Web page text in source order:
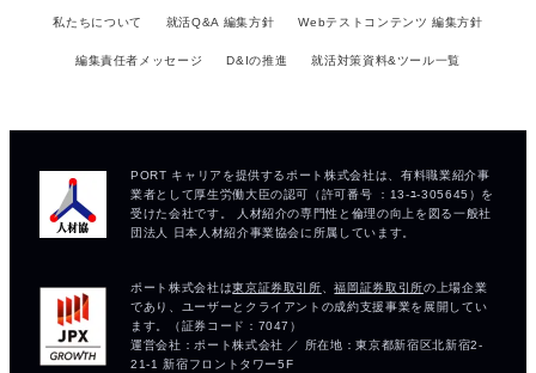
私たちについて 就活Q&A 編集方針 Webテストコンテンツ 編集方針
編集責任者メッセージ D&Iの推進 就活対策資料&ツール一覧